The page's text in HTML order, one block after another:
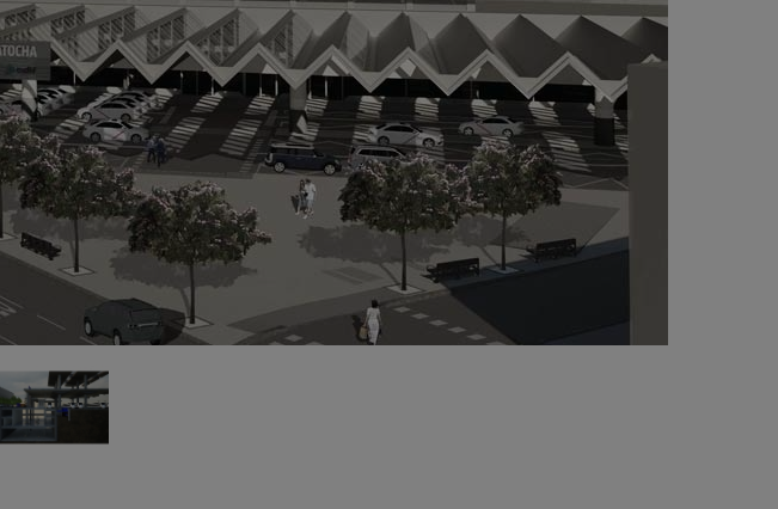
La nouvelle infrastructure construite par
SANJOSE profite de l'irrégularité de son
emplacement pour générer plusieurs niveaux sur
lesquels développer les différents espaces, tout
en se connectant à la Puerta de Atocha au nord
et à un nouveau vestibule dans Méndez Álvaro à
l'extrémité sud. Cette articulation par niveaux et
usages se fera principalement de la manière
suivante : à 600 mètres d'altitude, se trouveront
les quais ; à 607 mètres, deux salles
d'embarquement au nord et au sud et leurs
passerelles de liaison ; à un étage supérieur, à
611 mètres, le hall sud de Méndez Álvaro, y